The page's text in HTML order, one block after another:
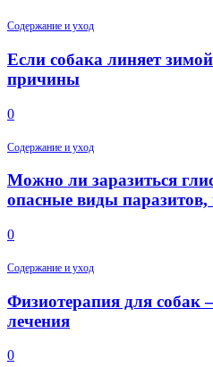
Содержание и уход
Если собака линяет
причины
0
Содержание и уход
Можно ли заразиться
опасные виды паразитов,
0
Содержание и уход
Физиотерапия для собак
лечения
0